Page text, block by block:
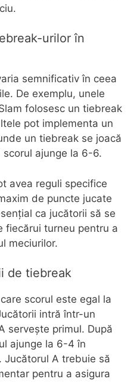
urilor în
semnificativ în ceea
De exemplu, unele
folosesc un tiebreak
pot implementa un
un tiebreak se joacă
ajunge la 6-6.
avea reguli specifice
de puncte jucate
ca jucătorii să se
fiecărui turneu pentru a
meciurilor.
de tiebreak
scorul este egal la
intră într-un
servește primul. După
ajunge la 6-4 în
Jucătorul A trebuie să
pentru a asigura